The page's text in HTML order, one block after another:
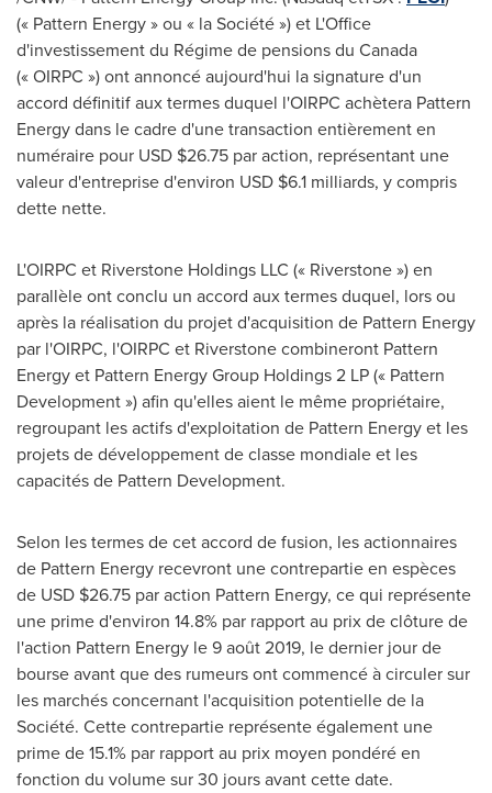
(« Pattern Energy » ou « la Société ») et L'Office
d'investissement du Régime de pensions du Canada
(« OIRPC ») ont annoncé aujourd'hui la signature d'un
accord définitif aux termes duquel l'OIRPC achètera Pattern
Energy dans le cadre d'une transaction entièrement en
numéraire pour USD $26.75 par action, représentant une
valeur d'entreprise d'environ USD $6.1 milliards, y compris
dette nette.
L'OIRPC et Riverstone Holdings LLC (« Riverstone ») en
parallèle ont conclu un accord aux termes duquel, lors ou
après la réalisation du projet d'acquisition de Pattern Energy
par l'OIRPC, l'OIRPC et Riverstone combineront Pattern
Energy et Pattern Energy Group Holdings 2 LP (« Pattern
Development ») afin qu'elles aient le même propriétaire,
regroupant les actifs d'exploitation de Pattern Energy et les
projets de développement de classe mondiale et les
capacités de Pattern Development.
Selon les termes de cet accord de fusion, les actionnaires
de Pattern Energy recevront une contrepartie en espèces
de USD $26.75 par action Pattern Energy, ce qui représente
une prime d'environ 14.8% par rapport au prix de clôture de
l'action Pattern Energy le 9 août 2019, le dernier jour de
bourse avant que des rumeurs ont commencé à circuler sur
les marchés concernant l'acquisition potentielle de la
Société. Cette contrepartie représente également une
prime de 15.1% par rapport au prix moyen pondéré en
fonction du volume sur 30 jours avant cette date.